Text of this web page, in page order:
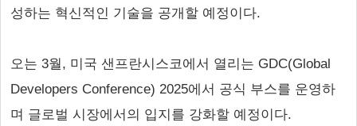
성하는 혁신적인 기술을 공개할 예정이다.
오는 3월, 미국 샌프란시스코에서 열리는 GDC(Global
Developers Conference) 2025에서 공식 부스를 운영하
며 글로벌 시장에서의 입지를 강화할 예정이다.